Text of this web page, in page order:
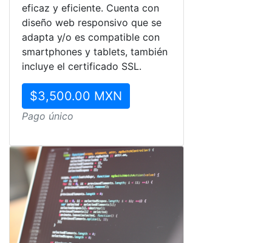
eficaz y eficiente. Cuenta con
diseño web responsivo que se
adapta y/o es compatible con
smartphones y tablets, también
incluye el certificado SSL.
$3,500.00 MXN
Pago único